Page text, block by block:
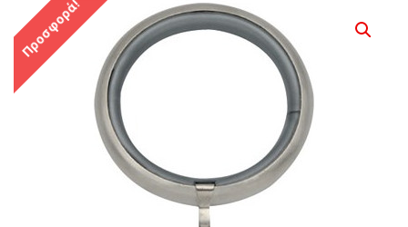
Προσφορά!